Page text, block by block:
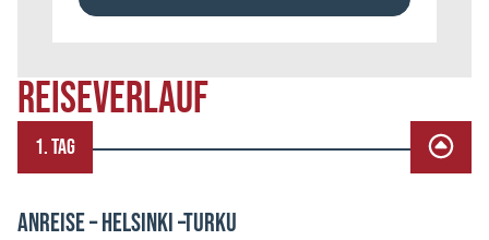
REISEVERLAUF
1. TAG
ANREISE – HELSINKI –TURKU